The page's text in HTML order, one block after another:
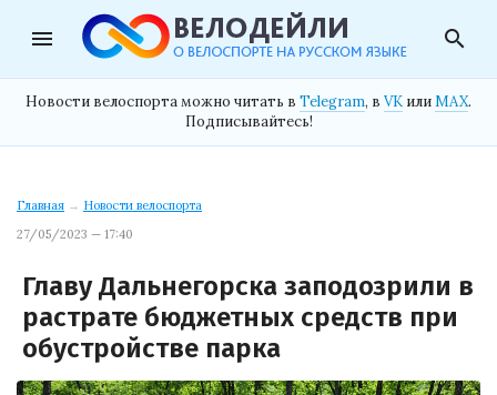
menu search
Новости велоспорта можно читать в Telegram, в VK илиMAX.
Подписывайтесь!
Главная → Новости велоспорта
27/05/2023 — 17:40
Главу Дальнегорска заподозрили в
растрате бюджетных средств при
обустройстве парка